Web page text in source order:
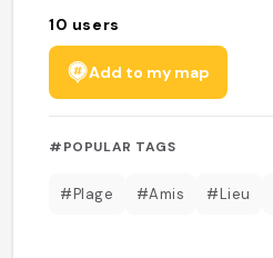
10 users
Add to my map
#POPULAR TAGS
#Plage #Amis #Lieu